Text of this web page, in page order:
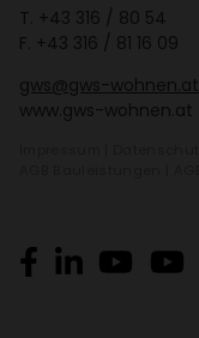
T. +43 316 / 80 54
F. +43 316 / 81 16 09
gws@gws-wohnen.at
www.gws-wohnen.at